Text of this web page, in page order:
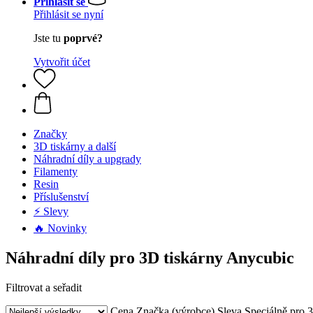
Přihlásit se nyní
Jste tu poprvé?
Vytvořit účet
Značky
3D tiskárny a další
Náhradní díly a upgrady
Filamenty
Resin
Příslušenství
⚡ Slevy
🔥 Novinky
Náhradní díly pro 3D tiskárny Anycubic
Filtrovat a seřadit